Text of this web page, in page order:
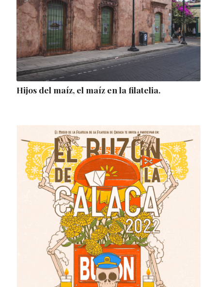
Hijos del maíz, el maíz en la filatelia.